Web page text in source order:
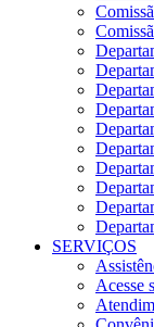
SERVIÇOS
Acesse